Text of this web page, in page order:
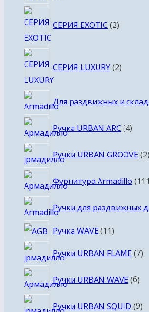
СЕРИЯ EXOTIC 2товара
СЕРИЯ LUXURY 2товара
Для раздвижных и
Ручка URBAN ARC 44
Ручки URBAN GROOVE 22
Фурнитура Armadillo 111
Ручки для раздвижных
Ручка WAVE 1111
Ручки URBAN FLAME 77
Ручки URBAN WAVE 66
Ручки URBAN SQUID 99